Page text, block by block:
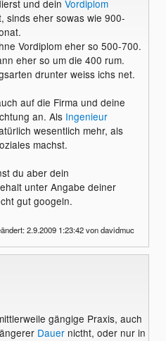
und dein Vordiplom
sinds eher sowas wie 900-
Vordiplom eher so 500-700.
eher so um die 400 rum.
drunter weiss ichs net.
auf die Firma und deine
an. Als Ingenieur
wesentlich mehr, als
machst.
du aber dein
unter Angabe deiner
gut googeln.
2.9.2009 1:23:42 von davidmuc
gängige Praxis, auch
Dauernictht, oder nur in